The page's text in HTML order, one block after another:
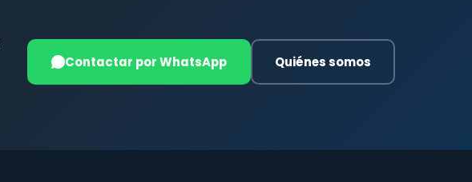
Contactar por WhatsApp Quiénes somos